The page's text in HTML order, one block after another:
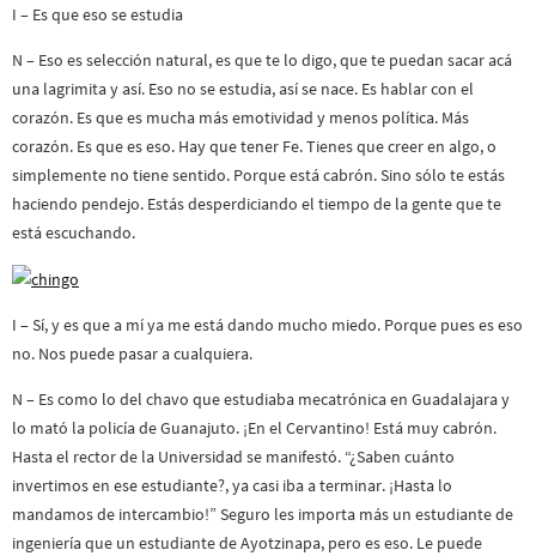
I – Es que eso se estudia
N – Eso es selección natural, es que te lo digo, que te puedan sacar acá
una lagrimita y así. Eso no se estudia, así se nace. Es hablar con el
corazón. Es que es mucha más emotividad y menos política. Más
corazón. Es que es eso. Hay que tener Fe. Tienes que creer en algo, o
simplemente no tiene sentido. Porque está cabrón. Sino sólo te estás
haciendo pendejo. Estás desperdiciando el tiempo de la gente que te
está escuchando.
I – Sí, y es que a mí ya me está dando mucho miedo. Porque pues es eso
no. Nos puede pasar a cualquiera.
N – Es como lo del chavo que estudiaba mecatrónica en Guadalajara y
lo mató la policía de Guanajuto. ¡En el Cervantino! Está muy cabrón.
Hasta el rector de la Universidad se manifestó. “¿Saben cuánto
invertimos en ese estudiante?, ya casi iba a terminar. ¡Hasta lo
mandamos de intercambio!” Seguro les importa más un estudiante de
ingeniería que un estudiante de Ayotzinapa, pero es eso. Le puede